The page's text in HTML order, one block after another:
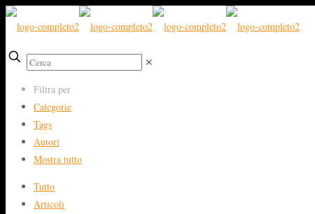
✕
Filtra per
Categorie
Tags
Autori
Mostra tutto
Tutto
Articoli